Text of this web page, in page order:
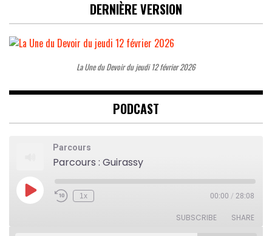
DERNIÈRE VERSION
La Une du Devoir du jeudi 12 février 2026
PODCAST
Parcours
Parcours : Guirassy
Play
Episode
Rewind
1x 00:00 / 28:08
SUBSCRIBE SHARE